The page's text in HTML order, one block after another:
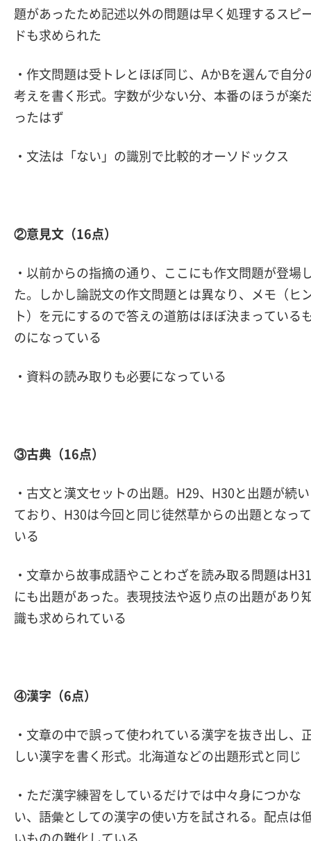
題があったため記述以外の問題は早く処理するスピ
ドも求められた
・作文問題は受トレとほぼ同じ、AかBを選んで自分
考えを書く形式。字数が少ない分、本番のほうが楽
ったはず
・文法は「ない」の識別で比較的オーソドックス
②意見文（16点）
・以前からの指摘の通り、ここにも作文問題が登場
た。しかし論説文の作文問題とは異なり、メモ（ヒ
ト）を元にするので答えの道筋はほぼ決まっている
のになっている
・資料の読み取りも必要になっている
③古典（16点）
・古文と漢文セットの出題。H29、H30と出題が続い
ており、H30は今回と同じ徒然草からの出題となって
いる
・文章から故事成語やことわざを読み取る問題はH31
にも出題があった。表現技法や返り点の出題があり
識も求められている
④漢字（6点）
・文章の中で誤って使われている漢字を抜き出し、
しい漢字を書く形式。北海道などの出題形式と同じ
・ただ漢字練習をしているだけでは中々身につかな
い、語彙としての漢字の使い方を試される。配点は
いものの難化している